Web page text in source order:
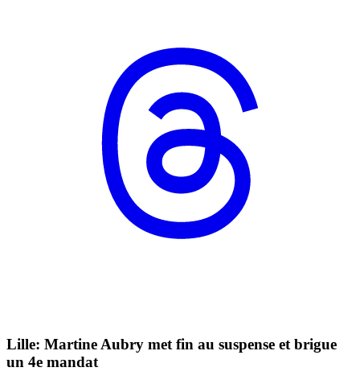
Lille: Martine Aubry met fin au suspense et brigue
un 4e mandat